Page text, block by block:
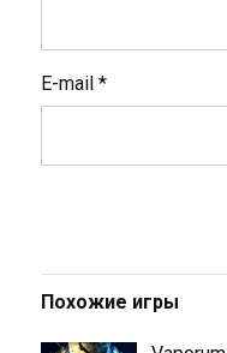
E-mail *
Похожие игры